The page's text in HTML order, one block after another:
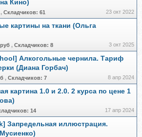
Кино)
, Складчиков: 61 23 окт 2022
картины на ткани (Ольга
, Складчиков: 8 3 окт 2025
Алкогольные чернила. Тариф
(Диана Горбач)
, Складчиков: 7 8 апр 2024
картина 1.0 и 2.0. 2 курса по цене 1
14 17 апр 2024
Запредельная иллюстрация.